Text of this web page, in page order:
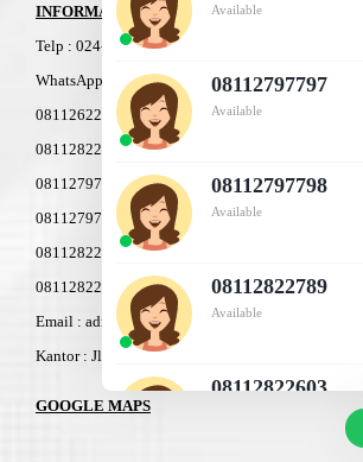
INFORMASI
Telp : 024-7643-1191
WhatsApp Marketing :
08112622789
08112822789
08112797797
08112797798
08112822503
08112822603
Email : admin@am-baja.com
Kantor : Jl. Gatot Subroto 7b Semarang.
GOOGLE MAPS
Available
08112797797
Available
08112797798
Available
08112822789
Available
08112822603